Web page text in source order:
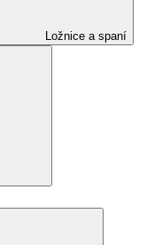
Ložnice a spaní